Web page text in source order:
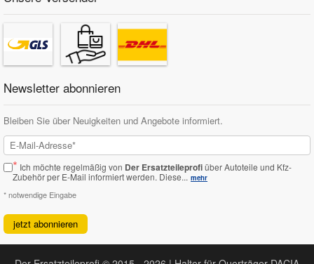
Newsletter abonnieren
Bleiben Sie über Neuigkeiten und Angebote informiert.
* Ich möchte regelmäßig von Der Ersatzteileprofiüber Autoteile und Kfz-
Zubehör per E-Mail informiert werden. Diese... mehr
* notwendige Eingabe
jetzt abonnieren